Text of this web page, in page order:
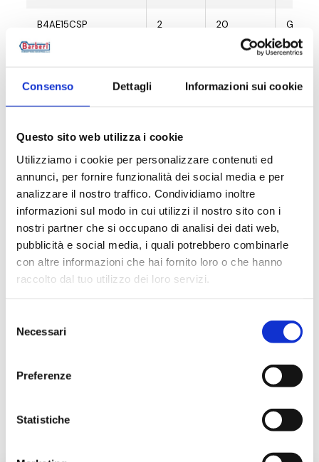
Consenso Dettagli Informazioni sui cookie
Questo sito web utilizza i cookie
Utilizziamo i cookie per personalizzare contenuti ed
annunci, per fornire funzionalità dei social media e per
analizzare il nostro traffico. Condividiamo inoltre
informazioni sul modo in cui utilizzi il nostro sito con i
nostri partner che si occupano di analisi dei dati web,
pubblicità e social media, i quali potrebbero combinarle
con altre informazioni che hai fornito loro o che hanno
raccolto dal tuo utilizzo dei loro servizi.
delNecessari
Preferenze
Statistiche
B4AE15CSP 2 20 G 1/2 M
B4AE15NZP G 1/2 M
B4AE15WBP 20 G 1/2 M
B4AE15TNP 2 20
Description
Accessoires
Pièces de rechange